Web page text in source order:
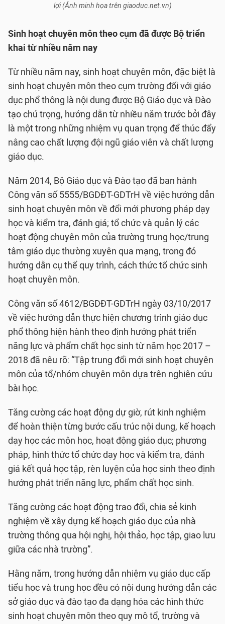
lợi (Ảnh minh họa trên giaoduc.net.vn)
Sinh hoạt chuyên môn theo cụm đã được Bộ triển
khai từ nhiều năm nay
Từ nhiều năm nay, sinh hoạt chuyên môn, đặc biệt là
sinh hoạt chuyên môn theo cụm trường đối với giáo
dục phổ thông là nội dung được Bộ Giáo dục và Đào
tạo chú trọng, hướng dẫn từ nhiều năm trước bởi đây
là một trong những nhiệm vụ quan trọng để thúc đẩy
nâng cao chất lượng đội ngũ giáo viên và chất lượng
giáo dục.
Năm 2014, Bộ Giáo dục và Đào tạo đã ban hành
Công văn số 5555/BGDĐT-GDTrH về việc hướng dẫn
sinh hoạt chuyên môn về đổi mới phương pháp dạy
học và kiểm tra, đánh giá; tổ chức và quản lý các
hoạt động chuyên môn của trường trung học/trung
tâm giáo dục thường xuyên qua mạng, trong đó
hướng dẫn cụ thể quy trình, cách thức tổ chức sinh
hoạt chuyên môn.
Công văn số 4612/BGDĐT-GDTrH ngày 03/10/2017
về việc hướng dẫn thực hiện chương trình giáo dục
phổ thông hiện hành theo định hướng phát triển
năng lực và phẩm chất học sinh từ năm học 2017 –
2018 đã nêu rõ: “Tập trung đổi mới sinh hoạt chuyên
môn của tổ/nhóm chuyên môn dựa trên nghiên cứu
bài học.
Tăng cường các hoạt động dự giờ, rút kinh nghiệm
để hoàn thiện từng bước cấu trúc nội dung, kế hoạch
dạy học các môn học, hoạt động giáo dục; phương
pháp, hình thức tổ chức dạy học và kiểm tra, đánh
giá kết quả học tập, rèn luyện của học sinh theo định
hướng phát triển năng lực, phẩm chất học sinh.
Tăng cường các hoạt động trao đổi, chia sẻ kinh
nghiệm về xây dựng kế hoạch giáo dục của nhà
trường thông qua hội nghị, hội thảo, học tập, giao lưu
giữa các nhà trường”.
Hằng năm, trong hướng dẫn nhiệm vụ giáo dục cấp
tiểu học và trung học đều có nội dung hướng dẫn các
sở giáo dục và đào tạo đa dạng hóa các hình thức
sinh hoạt chuyên môn theo quy mô tổ, trường và